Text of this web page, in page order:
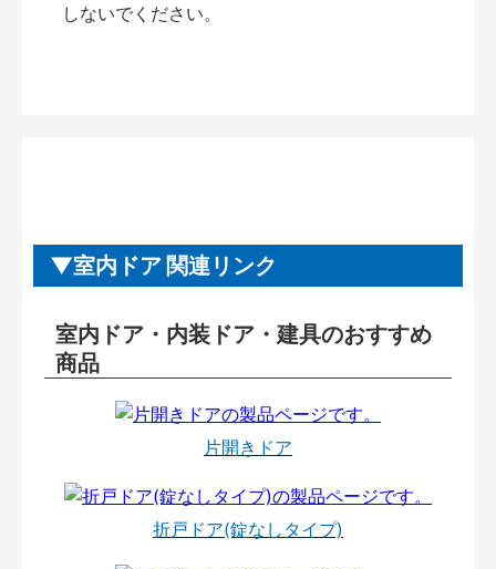
しないでください。
室内ドア 関連リンク
室内ドア・内装ドア・建具のおすすめ
商品
片開きドア
折戸ドア(錠なしタイプ)